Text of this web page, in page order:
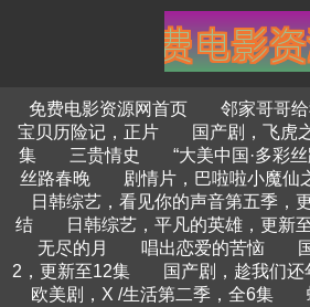
免费电影资源网首页 邻家哥哥
宝贝历险记，正片
国产剧，飞虎
集
三贵情史
“大美中国·多彩
丝路春晚
剧情片，巴啦啦小魔仙
日韩综艺，看见你的声音第五季，
结
日韩综艺，平凡的英雄，更新
无尽的月
唱出恋爱的苦恼
2，更新至12集
国产剧，趁我们
欧美剧，X /生活第二季，全6集